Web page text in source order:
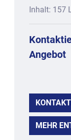
Inhalt: 157
Angebot
MEHR